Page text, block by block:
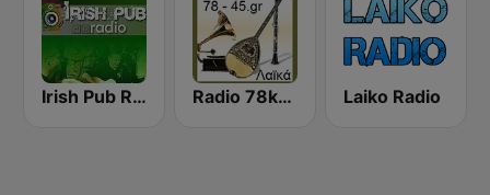
Irish Pub Radio Radio 78kai45 Laiko Radio